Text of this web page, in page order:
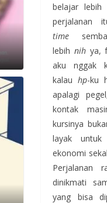
belajar
perjalanan
time
lebih nihya,
aku nggak
kalau hp-ku
apalagi
kontak
kursinya
layak
ekonomi
Perjalanan
dinikmati
yang bisa